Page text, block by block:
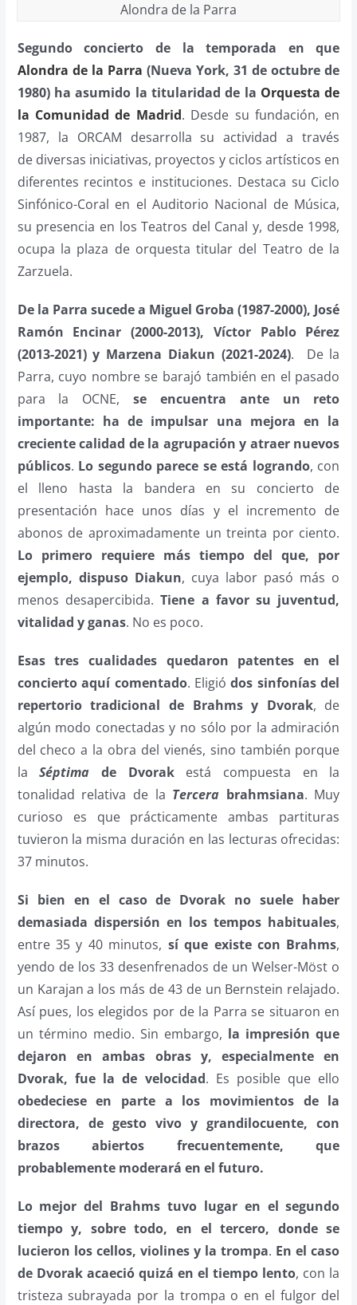
Alondra de la Parra
Segundo concierto de la temporada en que
Alondra de la Parra (Nueva York, 31 de octubre de
1980) ha asumido la titularidad de la Orquesta de
la Comunidad de Madrid. Desde su fundación, en
1987, la ORCAM desarrolla su actividad a través
de diversas iniciativas, proyectos y ciclos artísticos en
diferentes recintos e instituciones. Destaca su Ciclo
Sinfónico-Coral en el Auditorio Nacional de Música,
su presencia en los Teatros del Canal y, desde 1998,
ocupa la plaza de orquesta titular del Teatro de la
Zarzuela.
De la Parra sucede a Miguel Groba (1987-2000), José
Ramón Encinar (2000-2013), Víctor Pablo Pérez
(2013-2021) y Marzena Diakun (2021-2024). De la
Parra, cuyo nombre se barajó también en el pasado
para la OCNE,se encuentra ante un reto
importante: ha de impulsar una mejora en la
creciente calidad de la agrupación y atraer nuevos
públicos. Lo segundo parece se está logrando, con
el lleno hasta la bandera en su concierto de
presentación hace unos días y el incremento de
abonos de aproximadamente un treinta por ciento.
Lo primero requiere más tiempo del que, por
ejemplo, dispuso Diakun, cuya labor pasó más o
menos desapercibida.Tiene a favor su juventud,
vitalidad y ganas. No es poco.
Esas tres cualidades quedaron patentes en el
concierto aquí comentado. Eligiódos sinfonías del
repertorio tradicional de Brahms y Dvorak, de
algún modo conectadas y no sólo por la admiración
del checo a la obra del vienés, sino también porque
laSéptima de Dvorakestá compuesta en la
tonalidad relativa de la Tercera brahmsiana. Muy
curioso es que prácticamente ambas partituras
tuvieron la misma duración en las lecturas ofrecidas:
37 minutos.
Si bien en el caso de Dvorak no suele haber
demasiada dispersión en los tempos habituales,
entre 35 y 40 minutos, sí que existe con Brahms,
yendo de los 33 desenfrenados de un Welser-Möst o
un Karajan a los más de 43 de un Bernstein relajado.
Así pues, los elegidos por de la Parra se situaron en
un término medio. Sin embargo, la impresión que
dejaron en ambas obras y, especialmente en
Dvorak, fue la de velocidad. Es posible que ello
obedeciese en parte a los movimientos de la
directora, de gesto vivo y grandilocuente, con
brazos abiertos frecuentemente, que
probablemente moderará en el futuro.
Lo mejor del Brahms tuvo lugar en el segundo
tiempo y, sobre todo, en el tercero, donde se
lucieron los cellos, violines y la trompa. En el caso
de Dvorak acaeció quizá en el tiempo lento, con la
tristeza subrayada por la trompa o en el fulgor del